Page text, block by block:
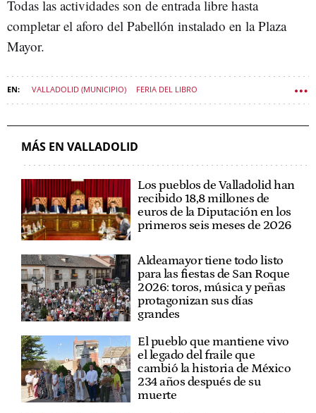
Todas las actividades son de entrada libre hasta
completar el aforo del Pabellón instalado en la Plaza
Mayor.
VALLADOLID (MUNICIPIO) FERIA DEL LIBRO
MÁS EN VALLADOLID
Los pueblos de Valladolid han
recibido 18,8 millones de
euros de la Diputación en los
primeros seis meses de 2026
Aldeamayor tiene todo listo
para las fiestas de San Roque
2026: toros, música y peñas
protagonizan sus días
grandes
El pueblo que mantiene vivo
el legado del fraile que
cambió la historia de México
234 años después de su
muerte